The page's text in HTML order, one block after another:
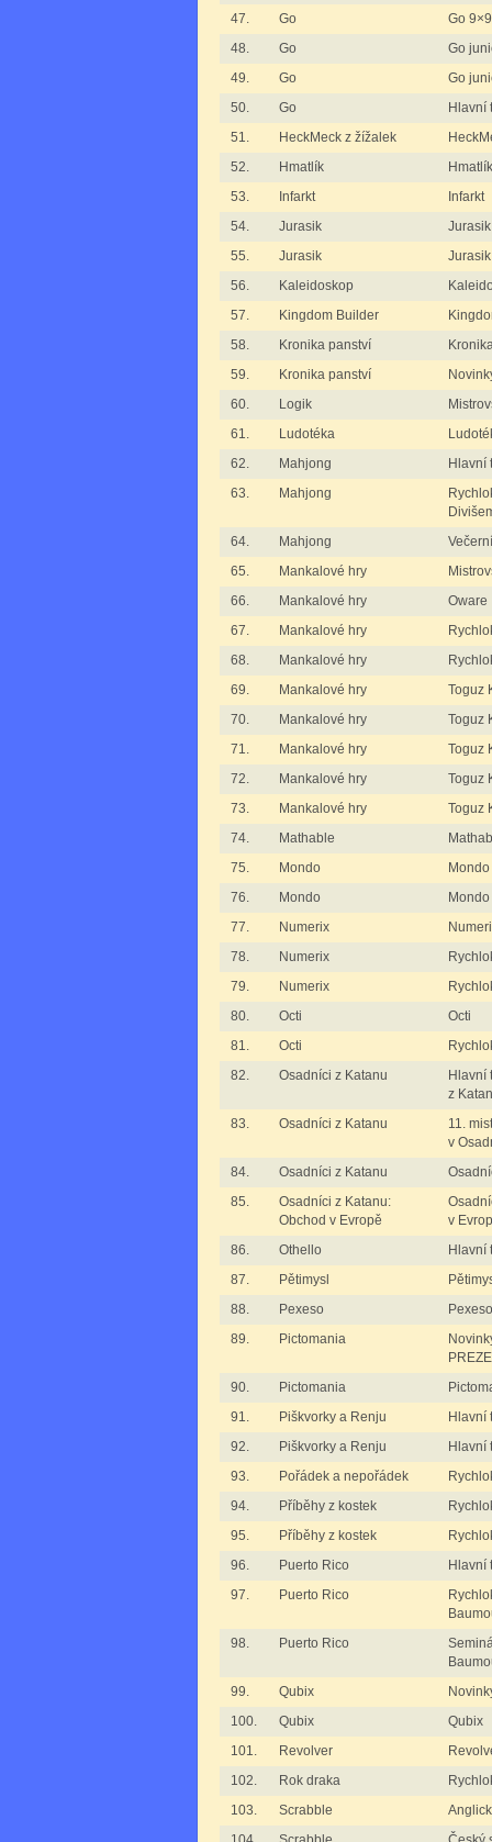
47.
Go
Go 9×9
48.
Go
Go
49.
Go
Go
50.
Go
Hlavní
51.
HeckMeck z žížalek
52.
Hmatlík
Hmatlík
53.
Infarkt
Infarkt
54.
Jurasik
Jurasik
55.
Jurasik
56.
Kaleidoskop
57.
Kingdom Builder
58.
Kronika panství
59.
Kronika panství
60.
Logik
61.
Ludotéka
62.
Mahjong
Hlavní
63.
Mahjong
64.
Mahjong
65.
Mankalové hry
66.
Mankalové hry
Oware
67.
Mankalové hry
68.
Mankalové hry
69.
Mankalové hry
Toguz
70.
Mankalové hry
Toguz
71.
Mankalové hry
Toguz
72.
Mankalové hry
Toguz
73.
Mankalové hry
Toguz
74.
Mathable
75.
Mondo
Mondo
76.
Mondo
77.
Numerix
78.
Numerix
79.
Numerix
80.
Octi
Octi
81.
Octi
82.
Osadníci z Katanu
Hlavní
z
83.
Osadníci z Katanu
11.
v
84.
Osadníci z Katanu
85.
Osadníci z Katanu:
Obchod v Evropě
v
86.
Othello
Hlavní
87.
Pětimysl
88.
Pexeso
Pexeso
89.
Pictomania
90.
Pictomania
91.
Piškvorky a Renju
Hlavní
92.
Piškvorky a Renju
Hlavní
93.
Pořádek a nepořádek
94.
Příběhy z kostek
95.
Příběhy z kostek
96.
Puerto Rico
Hlavní
97.
Puerto Rico
98.
Puerto Rico
99.
Qubix
100.
Qubix
Qubix
101.
Revolver
102.
Rok draka
103.
Scrabble